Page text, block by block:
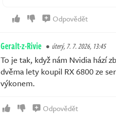
Odpovědět
Geralt-z-Rivie úterý, 7. 7. 2026, 13:45
To je tak, když nám Nvidia hází
dvěma lety koupil RX 6800 ze
výkonem.
Odpovědět